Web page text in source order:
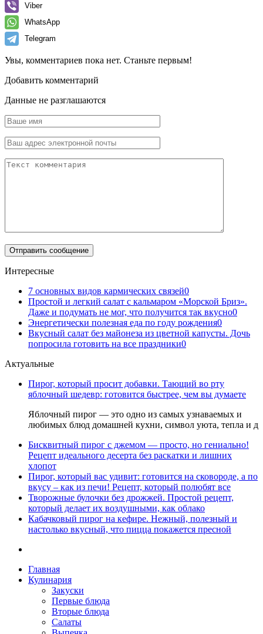
Viber
WhatsApp
Telegram
Увы, комментариев пока нет. Станьте первым!
Добавить комментарий
Данные не разглашаются
Интересные
7 основных видов кармических связей0
Простой и легкий салат с кальмаром «Морской Бриз».
Даже и подумать не мог, что получится так вкусно0
Энергетически полезная еда по году рождения0
Вкусный салат без майонеза из цветной капусты. Дочь
попросила готовить на все праздники0
Актуальные
Пирог, который просит добавки. Тающий во рту
яблочный шедевр: готовится быстрее, чем вы думаете
Яблочный пирог — это одно из самых узнаваемых и
любимых блюд домашней кухни, символ уюта, тепла и д
Бисквитный пирог с джемом — просто, но гениально!
Рецепт идеального десерта без раскатки и лишних
хлопот
Пирог, который вас удивит: готовится на сковороде, а по
вкусу – как из печи! Рецепт, который полюбят все
Творожные булочки без дрожжей. Простой рецепт,
который делает их воздушными, как облако
Кабачковый пирог на кефире. Нежный, полезный и
настолько вкусный, что пицца покажется пресной
Главная
Кулинария
Закуски
Первые блюда
Вторые блюда
Салаты